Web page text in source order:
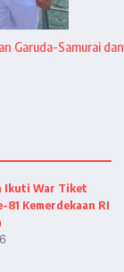
Garuda-Samurai dan
Ikuti War Tiket
81 Kemerdekaan RI